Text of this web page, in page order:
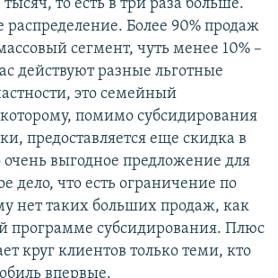
то есть в три раза больше.
распределение. Более 90% продаж
сегмент, чуть менее 10% –
действуют разные льготные
это семейный
помимо субсидирования
предоставляется еще скидка в
очень выгодное предложение для
дело, что есть ограничение по
нет таких больших продаж, как
программе субсидирования. Плюс
круг клиентов только теми, кто
впервые.